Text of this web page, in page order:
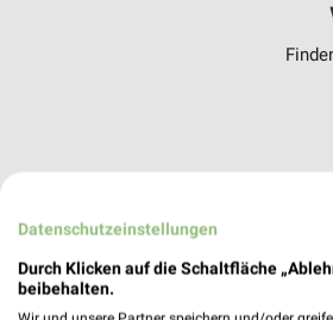
Datenschutzeinstellungen
Durch Klicken auf die Schaltfläche
beibehalten.